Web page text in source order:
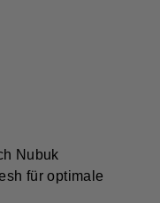
Nubuk
für optimale